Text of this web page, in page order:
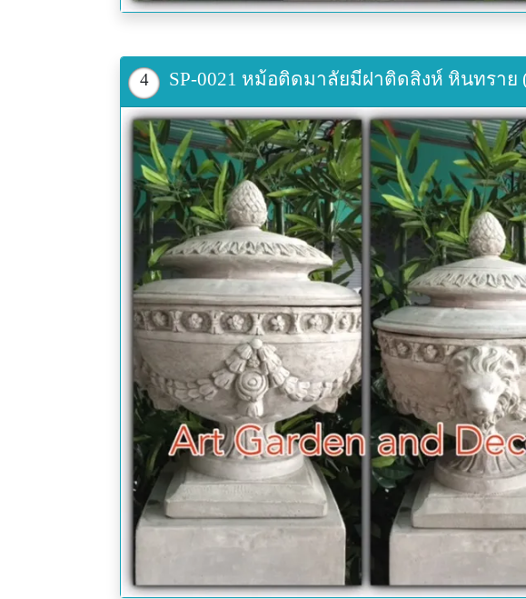
4 SP-0021 หม้อติดมาลัยมีฝาติดสิงห์ หินทราย